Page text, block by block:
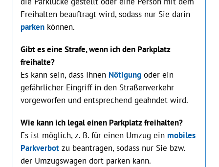
Freihalten beauftragt wird, sodass nur Sie darin
parkenkönnen.
Gibt es eine Strafe, wenn ich den Parkplatz
freihalte?
Es kann sein, dass Ihnen Nötigungoder ein
gefährlicher Eingriff in den Straßenverkehr
vorgeworfen und entsprechend geahndet wird.
Wie kann ich legal einen Parkplatz freihalten?
Es ist möglich, z. B. für einen Umzug ein mobiles
Parkverbotzu beantragen, sodass nur Sie bzw.
der Umzugswagen dort parken kann.